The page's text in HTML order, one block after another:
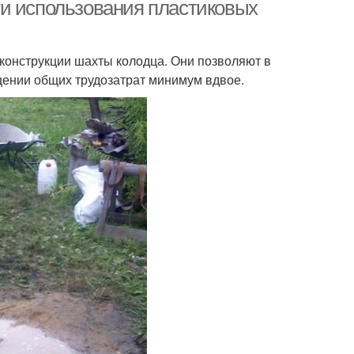
колодцы
Колодцы из пластика
колодец Колодец из пластика
кольца
Быстровозводимый
кольца
использования пластиковых
шахты колодца. Они позволяют в
общих трудозатрат минимум вдвое.